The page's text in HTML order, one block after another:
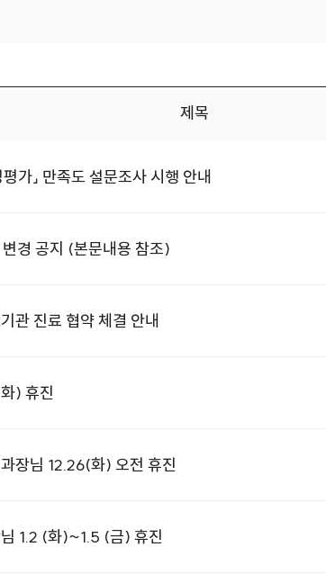
다.
제목
가」 만족도 설문조사 시행 안내
경 공지 (본문내용 참조)
관 진료 협약 체결 안내
) 휴진
장님 12.26(화) 오전 휴진
1.2 (화)~1.5 (금) 휴진